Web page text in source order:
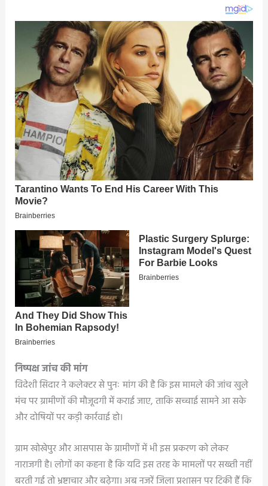
निष्पक्ष जांच की मांग
विदेशी सिदार ने कलेक्टर से पुनः मांग की है कि इस मामले की जांच खुले
मंच पर ग्रामीणों की मौजूदगी में कराई जाए, ताकि सच्चाई सामने आ सके
और दोषियों पर कड़ी कार्रवाई हो।
ग्राम खोखेपुर और आसपास के ग्रामीणों में भी इस प्रकरण को लेकर
नाराजगी है। लोगों का कहना है कि यदि इस तरह के मामलों पर सख्ती नहीं
बरती गई तो भ्रष्टाचार और बढ़ेगा। अब नजरें जिला प्रशासन पर टिकी हैं कि